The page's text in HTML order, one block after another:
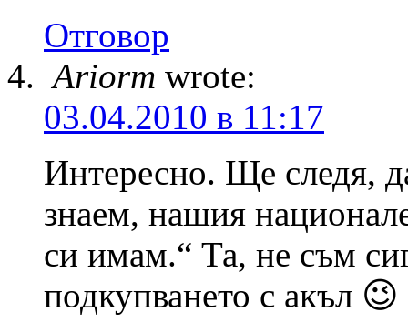
Отговор
Ariorm wrote:
03.04.2010 в 11:17
Интересно. Ще следя,
знаем, нашия
си имам.“ Та, не съм
подкупването с акъл 😉